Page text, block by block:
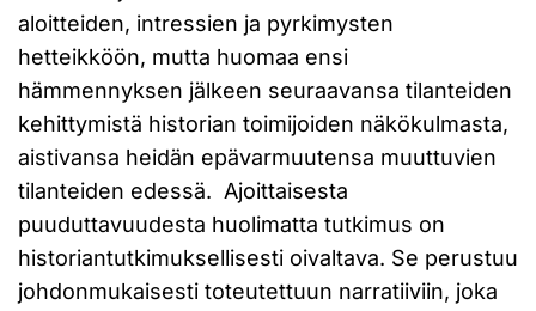
aloitteiden, intressien ja pyrkimysten
hetteikköön, mutta huomaa ensi
hämmennyksen jälkeen seuraavansa tilanteiden
kehittymistä historian toimijoiden näkökulmasta,
aistivansa heidän epävarmuutensa muuttuvien
tilanteiden edessä. Ajoittaisesta
puuduttavuudesta huolimatta tutkimus on
historiantutkimuksellisesti oivaltava. Se perustuu
johdonmukaisesti toteutettuun narratiiviin, joka